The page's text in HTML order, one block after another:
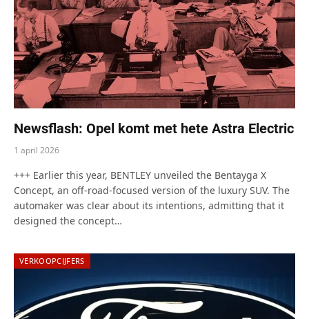
Newsflash: Opel komt met hete Astra Electric
1 april 2026
+++ Earlier this year, BENTLEY unveiled the Bentayga X
Concept, an off-road-focused version of the luxury SUV. The
automaker was clear about its intentions, admitting that it
designed the concept…
VERKOOPCIJFERS